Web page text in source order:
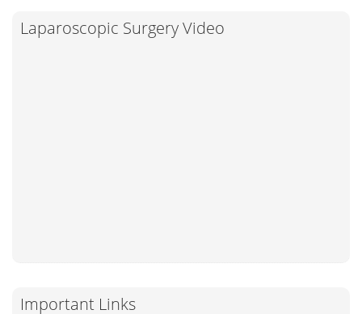
Laparoscopic Surgery Video
Important Links